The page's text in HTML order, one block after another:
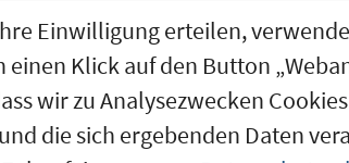
obenstehend!
Einwilligung erteilen,
einen Klick auf den Button
wir zu Analysezwecken
die sich ergebenden Daten